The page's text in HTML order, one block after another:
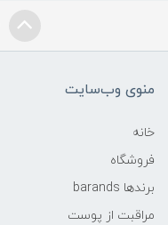
منوی وب‌سایت
خانه
فروشگاه
برندها barands
مراقبت از پوست